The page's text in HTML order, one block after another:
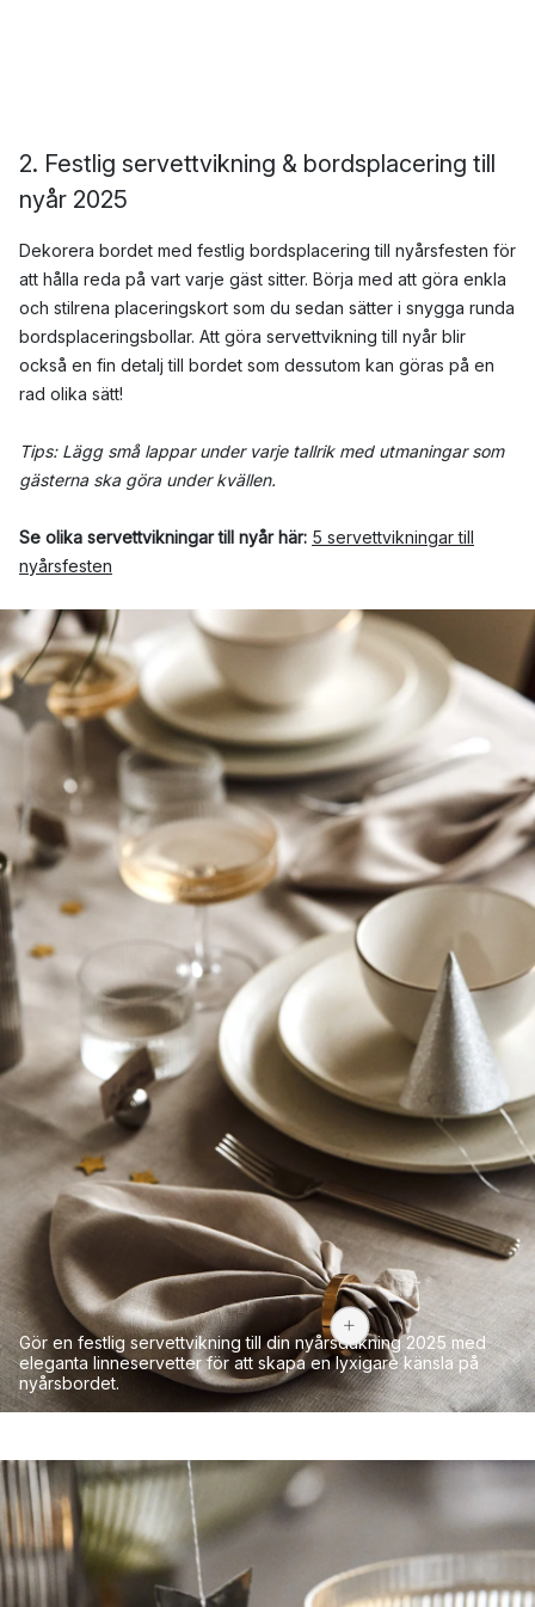
2. Festlig servettvikning & bordsplacering till
nyår 2025
Dekorera bordet med festlig bordsplacering till nyårsfesten för
att hålla reda på vart varje gäst sitter. Börja med att göra enkla
och stilrena placeringskort som du sedan sätter i snygga runda
bordsplaceringsbollar. Att göra servettvikning till nyår blir
också en fin detalj till bordet som dessutom kan göras på en
rad olika sätt!
Tips: Lägg små lappar under varje tallrik med utmaningar som
gästerna ska göra under kvällen.
Se olika servettvikningar till nyår här: 5 servettvikningar till
nyårsfesten
Gör en festlig servettvikning till din nyårsdukning 2025 med
eleganta linneservetter för att skapa en lyxigare känsla på
nyårsbordet.
399 kr